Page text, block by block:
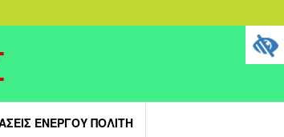
ΕΝΕΡΓΟΎ ΠΟΛΊΤΗ